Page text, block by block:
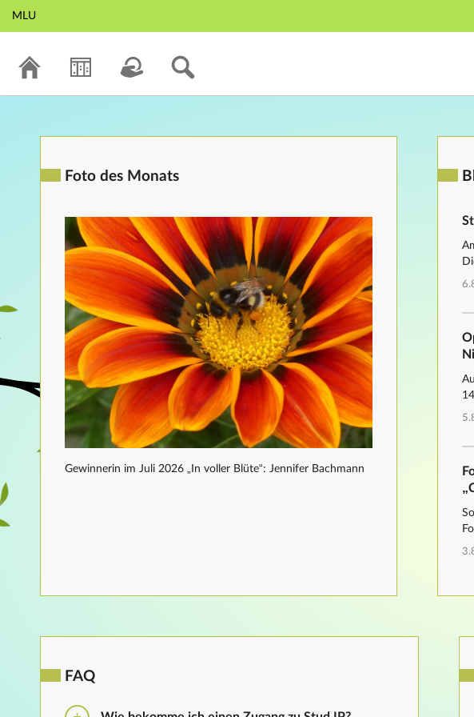
MLU
Foto des Monats
Gewinnerin im Juli 2026 „In voller Blüte“: Jennifer Bachmann
FAQ